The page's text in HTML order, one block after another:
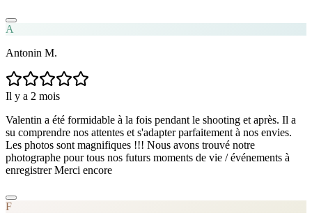
A
Antonin M.
Il y a 2 mois
Valentin a été formidable à la fois pendant le shooting et après. Il a
su comprendre nos attentes et s'adapter parfaitement à nos envies.
Les photos sont magnifiques !!! Nous avons trouvé notre
photographe pour tous nos futurs moments de vie / événements à
enregistrer Merci encore
F